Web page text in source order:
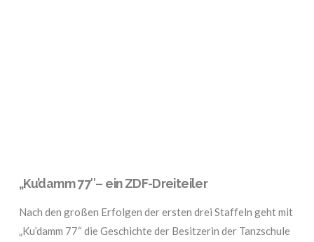
„Ku’damm 77″– ein ZDF-Dreiteiler
Nach den großen Erfolgen der ersten drei Staffeln geht mit
„Ku’damm 77“ die Geschichte der Besitzerin der Tanzschule